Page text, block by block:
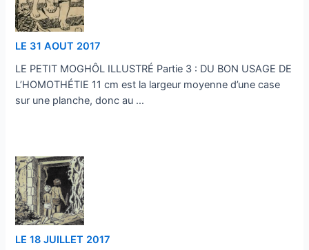
LE 31 AOUT 2017
LE PETIT MOGHÔL ILLUSTRÉ Partie 3 : DU BON USAGE DE
L’HOMOTHÉTIE 11 cm est la largeur moyenne d’une case
sur une planche, donc au …
LE 18 JUILLET 2017